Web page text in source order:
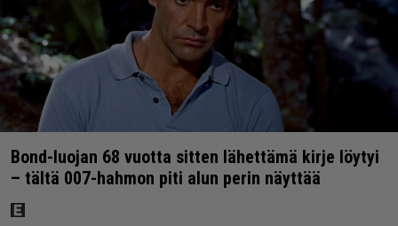
Bond-luojan 68 vuotta sitten lähettämä kirje löytyi
– tältä 007-hahmon piti alun perin näyttää